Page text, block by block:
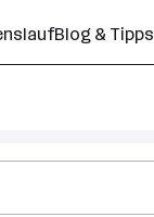
Blog & Tipps